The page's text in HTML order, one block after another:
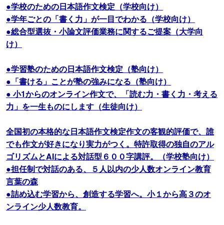
●学校のための日本語作文検定（学校向け）
●学年ごとの「書く力」が一目でわかる（学校向け）
●総合型選抜・小論文評価業務に関するご提案（大学向
け）
●学習塾のための日本語作文検定（塾向け）
●「書ける」ことが塾の強みになる（塾向け）
● 小1からのオンライン作文で、「読む力・書く力・考える
力」を一生ものにします（生徒向け）
全国初の本格的な日本語作文検定作文の客観的評価で、誰
でも作文が好きになり実力がつく。特許取得の独自のアル
ゴリズムとAIによる対話型６００字講評。（学校塾向け）
●担任制で対話のある、５人以内の少人数オンライン教育
言葉の森
●詰め込む学習から、創造する学習へ。小１から高３のオ
ンライン少人数教育。